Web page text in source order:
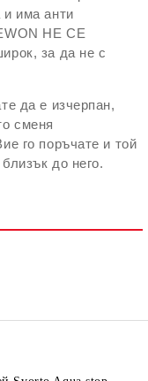
и има анти
НЕ СЕ
за да не с
да е изчерпан,
сменя
го поръчате и той
до него.